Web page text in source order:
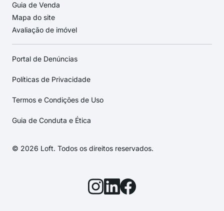
Guia de Venda
Mapa do site
Avaliação de imóvel
Portal de Denúncias
Políticas de Privacidade
Termos e Condições de Uso
Guia de Conduta e Ética
© 2026 Loft. Todos os direitos reservados.